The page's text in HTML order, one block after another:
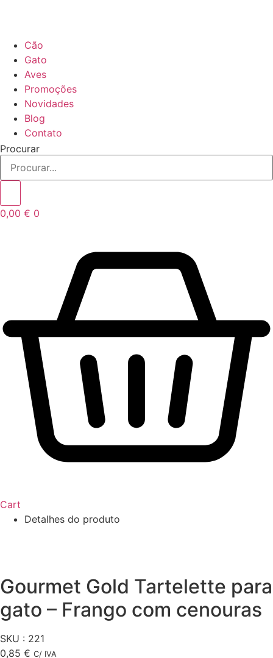
Cão
Gato
Aves
Promoções
Novidades
Blog
Contato
Procurar
0,00 € 0
Cart
Detalhes do produto
Gourmet Gold Tartelette para
gato – Frango com cenouras
SKU : 221
0,85 € C/ IVA